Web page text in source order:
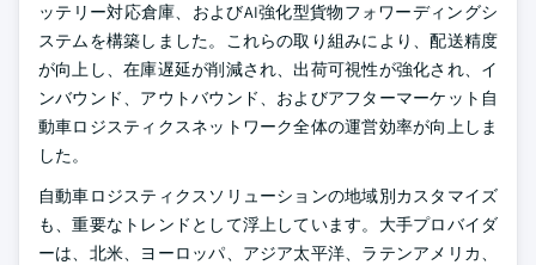
ッテリー対応倉庫、およびAI強化型貨物フォワーディングシ
ステムを構築しました。これらの取り組みにより、配送精度
が向上し、在庫遅延が削減され、出荷可視性が強化され、イ
ンバウンド、アウトバウンド、およびアフターマーケット自
動車ロジスティクスネットワーク全体の運営効率が向上しま
した。
自動車ロジスティクスソリューションの地域別カスタマイズ
も、重要なトレンドとして浮上しています。大手プロバイダ
ーは、北米、ヨーロッパ、アジア太平洋、ラテンアメリカ、